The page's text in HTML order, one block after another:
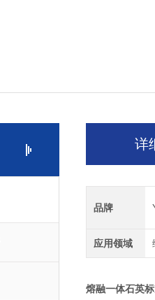
详
品牌
应用领域
熔融一体石英